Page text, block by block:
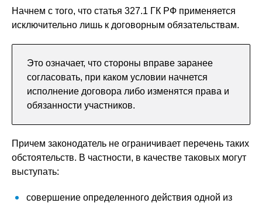
Начнем с того, что статья 327.1 ГК РФ применяется
исключительно лишь к договорным обязательствам.
Это означает, что стороны вправе заранее
согласовать, при каком условии начнется
исполнение договора либо изменятся права и
обязанности участников.
Причем законодатель не ограничивает перечень таких
обстоятельств. В частности, в качестве таковых могут
выступать:
совершение определенного действия одной из